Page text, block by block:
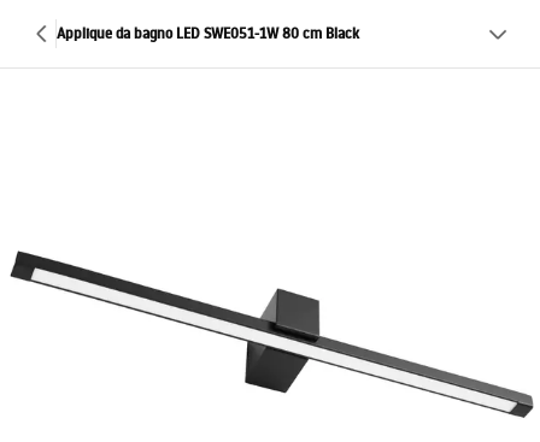
Applique da bagno LED SWE051-1W 80 cm Black